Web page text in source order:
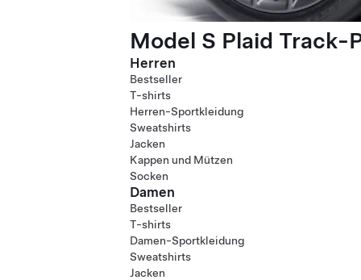
Model S Plaid Track-
Herren
Bestseller
T-shirts
Herren-Sportkleidung
Sweatshirts
Jacken
Kappen und Mützen
Socken
Damen
Bestseller
T-shirts
Damen-Sportkleidung
Sweatshirts
Jacken